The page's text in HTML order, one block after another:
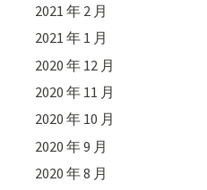
2021 年 2 月
2021 年 1 月
2020 年 12 月
2020 年 11 月
2020 年 10 月
2020 年 9 月
2020 年 8 月